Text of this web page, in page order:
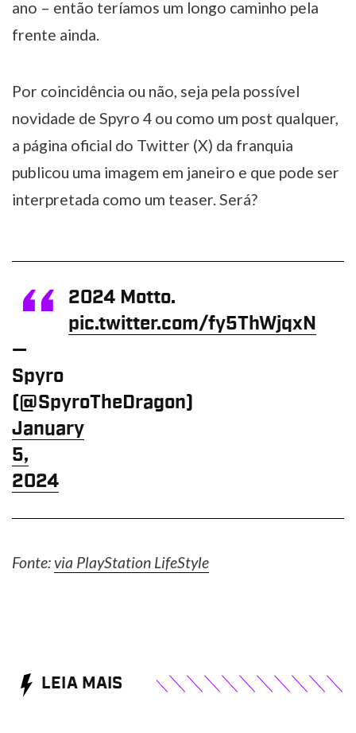
ano – então teríamos um longo caminho pela
frente ainda.
Por coincidência ou não, seja pela possível
novidade de Spyro 4 ou como um post qualquer,
a página oficial do Twitter (X) da franquia
publicou uma imagem em janeiro e que pode ser
interpretada como um teaser. Será?
2024 Motto.
pic.twitter.com/fy5ThWjqxN
—
Spyro
(@SpyroTheDragon)
January
5,
2024
Fonte:via PlayStation LifeStyle
LEIA MAIS